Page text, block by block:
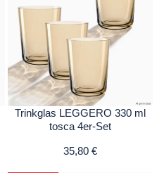
Trinkglas LEGGERO 330 ml
tosca 4er-Set
35,80 €